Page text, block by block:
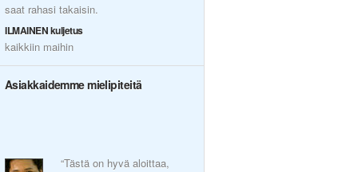
saat rahasi takaisin.
ILMAINEN kuljetus
kaikkiin maihin
Asiakkaidemme mielipiteitä
“Tästä on hyvä aloittaa,